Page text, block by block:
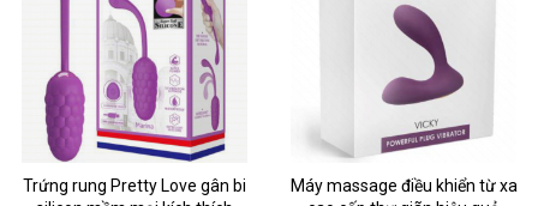
Trứng rung Pretty Love gân bi
Máy massage điều khiển từ xa